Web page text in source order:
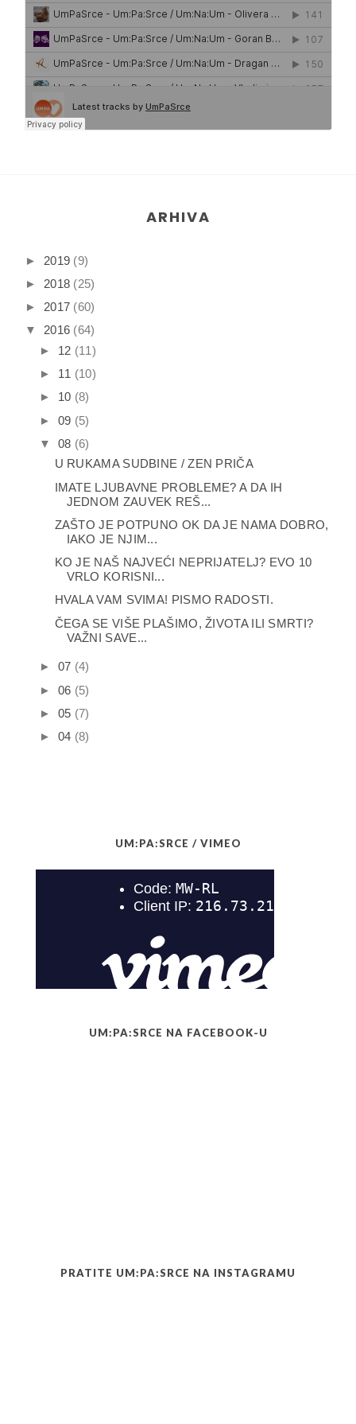
ARHIVA
► 2019 (9)
► 2018 (25)
► 2017 (60)
▼
2016 (64)
► 12 (11)
► 11 (10)
► 10 (8)
► 09 (5)
▼
08 (6)
U RUKAMA SUDBINE / ZEN PRIČA
IMATE LJUBAVNE PROBLEME? A DA IH
JEDNOM ZAUVEK REŠ...
ZAŠTO JE POTPUNO OK DA JE NAMA DOBRO,
IAKO JE NJIM...
KO JE NAŠ NAJVEĆI NEPRIJATELJ? EVO 10
VRLO KORISNI...
HVALA VAM SVIMA! PISMO RADOSTI.
ČEGA SE VIŠE PLAŠIMO, ŽIVOTA ILI SMRTI?
VAŽNI SAVE...
► 07 (4)
► 06 (5)
► 05 (7)
► 04 (8)
UM:PA:SRCE / VIMEO
UM:PA:SRCE NA FACEBOOK-U
PRATITE UM:PA:SRCE NA INSTAGRAMU